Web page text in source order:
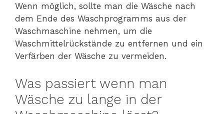
Wenn möglich, sollte man die Wäsche nach
dem Ende des Waschprogramms aus der
Waschmaschine nehmen, um die
Waschmittelrückstände zu entfernen und ein
Verfärben der Wäsche zu vermeiden.
Was passiert wenn man
Wäsche zu lange in der